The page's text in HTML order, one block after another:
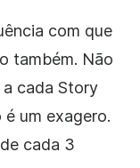
com que
também. Não
a cada Story
um exagero.
cada 3